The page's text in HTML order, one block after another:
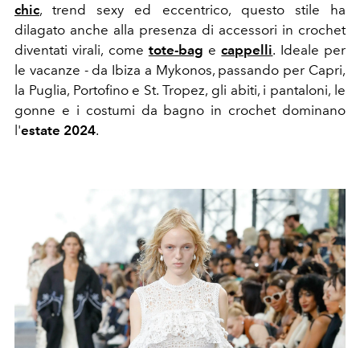
chic, trend sexy ed eccentrico, questo stile ha
dilagato anche alla presenza di accessori in crochet
diventati virali, come tote-bag ecappelli. Ideale per
le vacanze - da Ibiza a Mykonos, passando per Capri,
la Puglia, Portofino e St. Tropez, gli abiti, i pantaloni, le
gonne e i costumi da bagno in crochet dominano
l'estate 2024.